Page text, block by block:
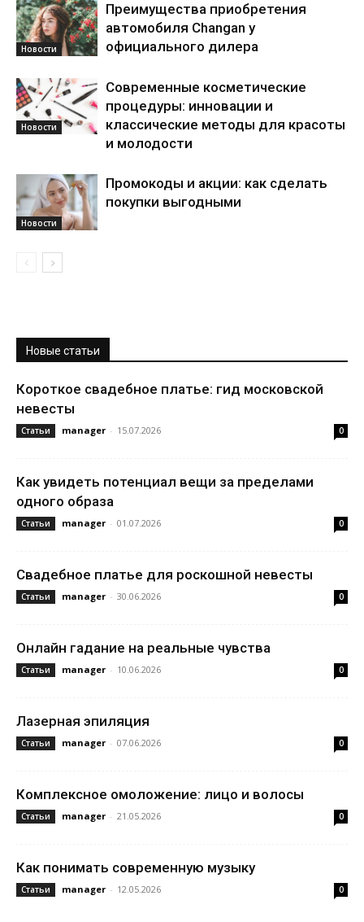
Новости
Преимущества приобретения
автомобиля Changan у
официального дилера
Новости
Современные косметические
процедуры: инновации и
классические методы для красоты
и молодости
Новости
Промокоды и акции: как сделать
покупки выгодными
Новые статьи
Короткое свадебное платье: гид московской
невесты
Статьи manager - 15.07.2026 0
Как увидеть потенциал вещи за пределами
одного образа
Статьи manager - 01.07.2026 0
Свадебное платье для роскошной невесты
Статьи manager - 30.06.2026 0
Онлайн гадание на реальные чувства
Статьи manager - 10.06.2026 0
Лазерная эпиляция
Статьи manager - 07.06.2026 0
Комплексное омоложение: лицо и волосы
Статьи manager - 21.05.2026 0
Как понимать современную музыку
Статьи manager - 12.05.2026 0